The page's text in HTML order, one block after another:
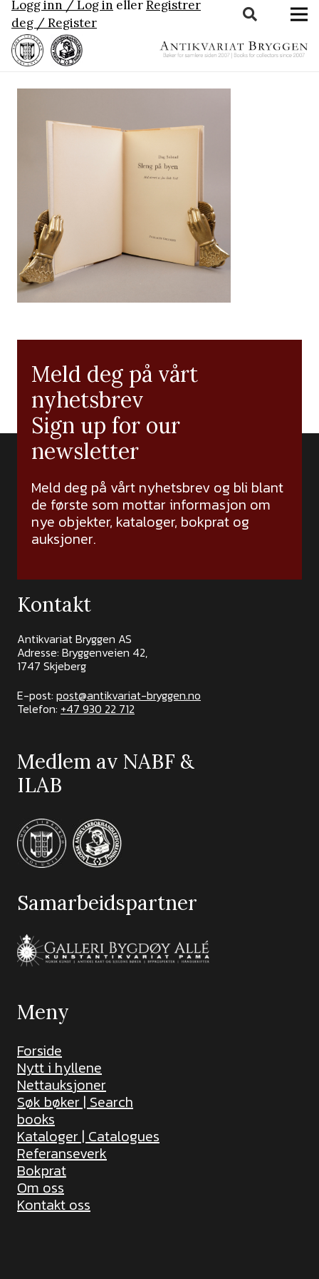
Logg inn / Log in ellerRegistrer
deg / Register
Meld deg på vårt
nyhetsbrev
Sign up for our
newsletter
Meld deg på vårt nyhetsbrev og bli blant
de første som mottar informasjon om
nye objekter, kataloger, bokprat og
auksjoner.
Kontakt
Antikvariat Bryggen AS
Adresse: Bryggenveien 42,
1747 Skjeberg
E-post: post@antikvariat-bryggen.no
Telefon: +47 930 22 712
Medlem av NABF &
ILAB
Samarbeidspartner
Meny
Forside
Nytt i hyllene
Nettauksjoner
Søk bøker | Search
books
Kataloger | Catalogues
Referanseverk
Bokprat
Om oss
Kontakt oss